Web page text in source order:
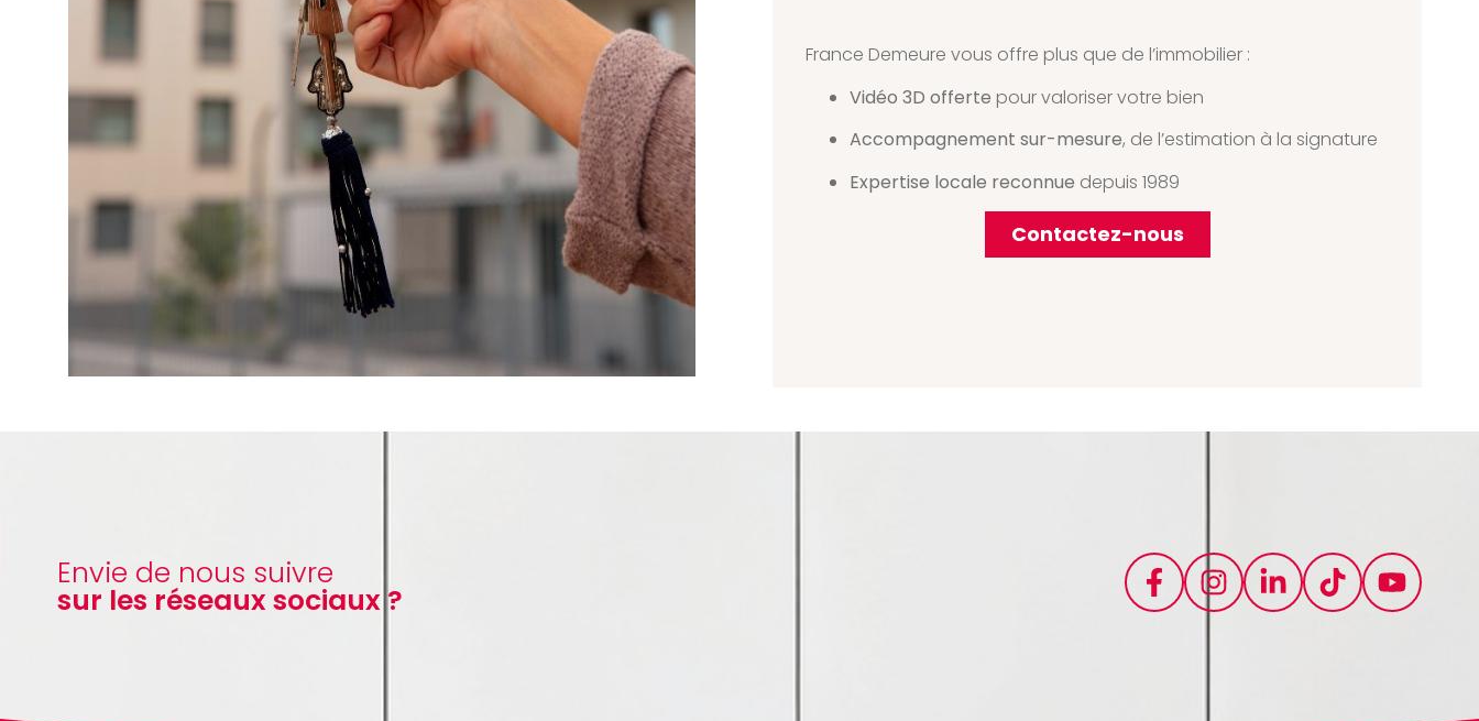
France Demeure vous offre plus que de l’immobilier :
Vidéo 3D offerte pour valoriser votre bien
Accompagnement sur-mesure, de l’estimation à la signature
Expertise locale reconnue depuis 1989
Contactez-nous
Envie de nous suivre
sur les réseaux sociaux ?